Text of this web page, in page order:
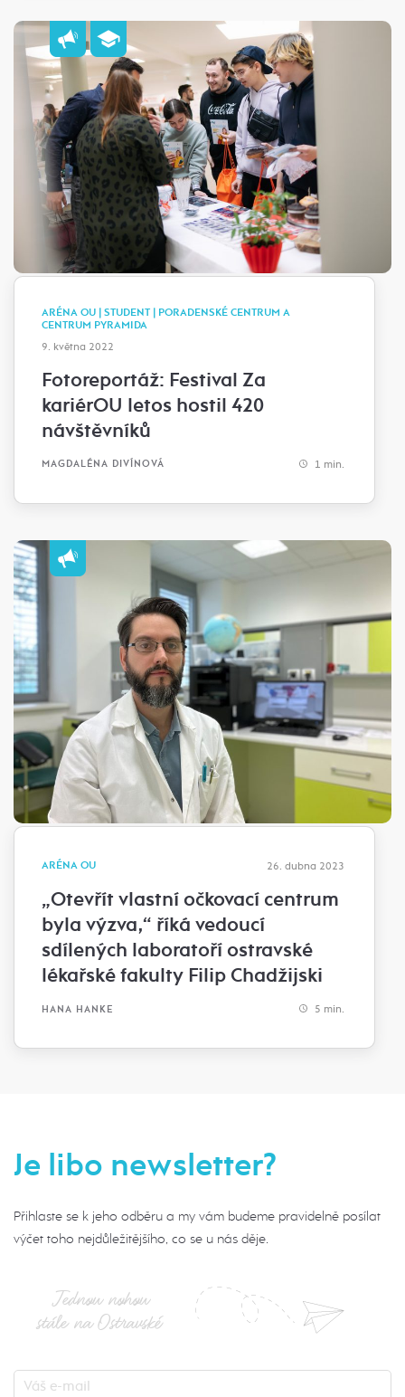
ARÉNA OU | STUDENT | PORADENSKÉ CENTRUM A
CENTRUM PYRAMIDA
9. května 2022
Fotoreportáž: Festival Za
kariérOU letos hostil 420
návštěvníků
MAGDALÉNA DIVÍNOVÁ 1 min.
ARÉNA OU 26. dubna 2023
„Otevřít vlastní očkovací centrum
byla výzva,“ říká vedoucí
sdílených laboratoří ostravské
lékařské fakulty Filip Chadžijski
HANA HANKE 5 min.
Je libo newsletter?
Přihlaste se k jeho odběru a my vám budeme pravidelně posílat
výčet toho nejdůležitějšího, co se u nás děje.
Jednou nohou
stále na Ostravské